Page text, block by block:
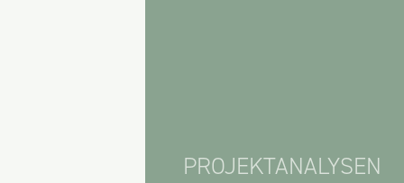
PROJEKTANALYSEN